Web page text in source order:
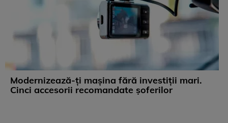
Modernizează-ți mașina fără investiții mari.
Cinci accesorii recomandate șoferilor